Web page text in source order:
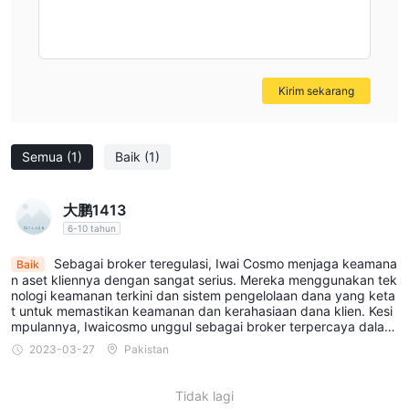
Lengkapi Formulir Aplikasi:
dengan informasi pribadi, keuangan, dan pengalaman investasi
yang diperlukan. Pastikan semua detail akurat dan jujur untuk
Submit Dokumen yang Diperlukan:
menyediakan dokumen identifikasi dan bukti tempat tinggal
persyaratan spesifik di situs web Iwai Cosmo dan unggah atau
kirim dokumen yang diperlukan sesuai petunjuk.
Tunggu Persetujuan dan Isi Akun Anda:Setelah Anda
mengirimkan aplikasi dan dokumen Anda, tunggu akun Anda
untuk ditinjau dan disetujui oleh Iwai Cosmo. Proses ini mungkin
memakan waktu beberapa hari. Setelah disetujui, Anda akan
menerima instruksi tentang cara mengisi akun Anda.
Semua (1) Baik (1)
大鹏1413
6-10 tahun
Baik
Sebagai broker teregulasi, Iwai Cosmo menjaga keamana
n aset kliennya dengan sangat serius. Mereka menggunakan tek
nologi keamanan terkini dan sistem pengelolaan dana yang keta
t untuk memastikan keamanan dan kerahasiaan dana klien. Kesi
mpulannya, Iwaicosmo unggul sebagai broker terpercaya dalam
memberikan layanan investasi yang komprehensif dan melindun
gi kepentingan kliennya. Jika Anda mencari broker yang aman d
2023-03-27 Pakistan
Tidak lagi
Kirim sekarang